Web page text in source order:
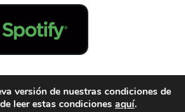
versión de nuestras condiciones de
leer estas condiciones aquí.